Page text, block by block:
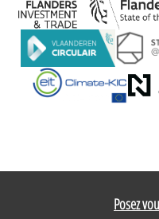
Posez